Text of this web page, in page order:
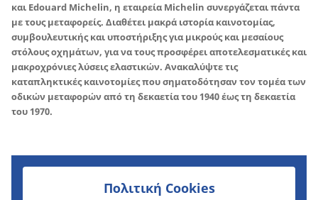
και Edouard Michelin, η εταιρεία Michelin συνεργάζεται πάντα
με τους μεταφορείς. Διαθέτει μακρά ιστορία καινοτομίας,
συμβουλευτικής και υποστήριξης για μικρούς και μεσαίους
στόλους οχημάτων, για να τους προσφέρει αποτελεσματικές και
μακροχρόνιες λύσεις ελαστικών. Ανακαλύψτε τις
καταπληκτικές καινοτομίες που σηματοδότησαν τον τομέα των
οδικών μεταφορών από τη δεκαετία του 1940 έως τη δεκαετία
του 1970.
Πολιτική Cookies